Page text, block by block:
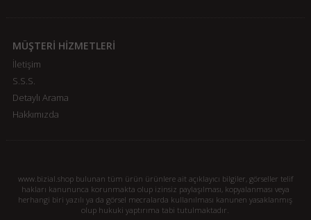
MÜŞTERİ HİZMETLERİ
İletişim
S.S.S.
Detaylı Arama
Hakkımızda
www.bizial.shop bulunan tüm ürün ürünlere ait açıklayıcı bilgiler, görseller telif
hakları kanununca korunmakta olup izinsiz paylaşılması, kopyalanması veya
herhangi biri yazılı ya da görsel mecralarda kullanılması kanunen yasaklanmış
olup hukuki yaptırıma tabi tutulmaktadır.